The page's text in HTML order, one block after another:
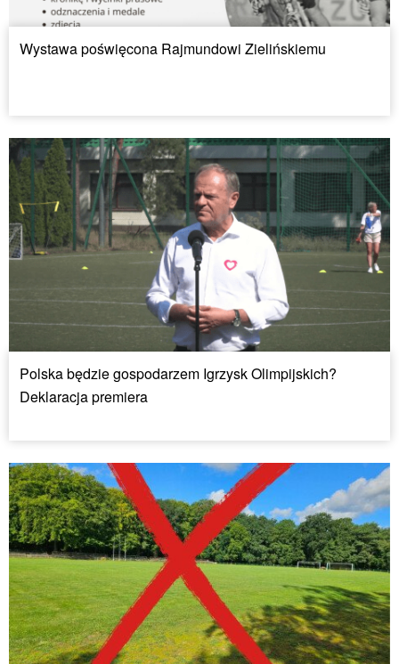
Wystawa poświęcona Rajmundowi Zielińskiemu
Polska będzie gospodarzem Igrzysk Olimpijskich?
Deklaracja premiera